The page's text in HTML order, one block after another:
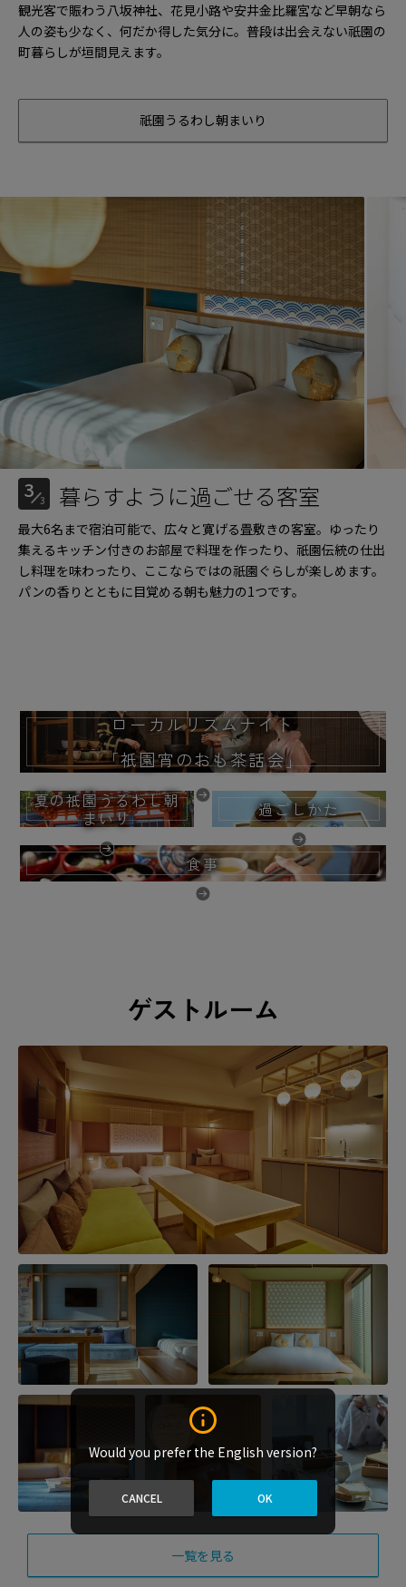
Would you prefer the English version?
CANCEL OK
観光客で賑わう八坂神社、花見小路や安井金比羅宮など早朝なら
人の姿も少なく、何だか得した気分に。普段は出会えない祇園の
町暮らしが垣間見えます。
祇園うるわし朝まいり
3 3 暮らすように過ごせる客室
最大6名まで宿泊可能で、広々と寛げる畳敷きの客室。ゆったり
集えるキッチン付きのお部屋で料理を作ったり、祇園伝統の仕出
し料理を味わったり、ここならではの祇園ぐらしが楽しめます。
パンの香りとともに目覚める朝も魅力の1つです。
ローカルリズムナイト
「祇園宵のおも茶話会」
夏の祇園うるわし朝
まいり
過ごしかた
食事
ゲストルーム
一覧を見る